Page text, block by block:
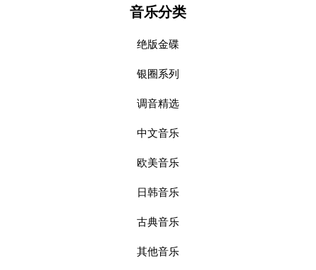
音乐分类
绝版金碟
银圈系列
调音精选
中文音乐
欧美音乐
日韩音乐
古典音乐
其他音乐